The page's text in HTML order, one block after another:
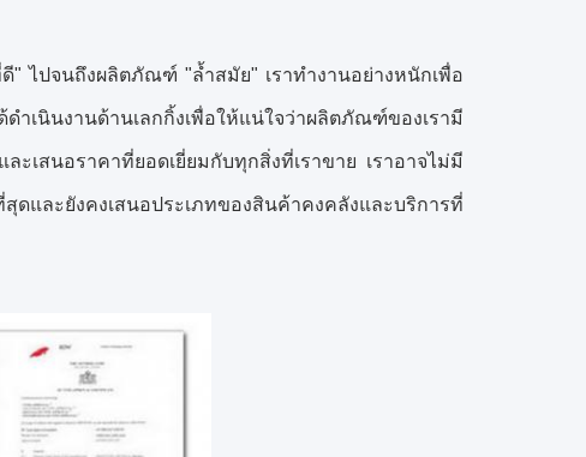
" ไปจนถึงผลิตภัณฑ์ "ล้ำสมัย" เราทำงานอย่างหนักเพื่อ
ด้ดำเนินงานด้านเลกกิ้งเพื่อให้แน่ใจว่าผลิตภัณฑ์ของเรามี
ะเสนอราคาที่ยอดเยี่ยมกับทุกสิ่งที่เราขาย เราอาจไม่มี
ดและยังคงเสนอประเภทของสินค้าคงคลังและบริการที่